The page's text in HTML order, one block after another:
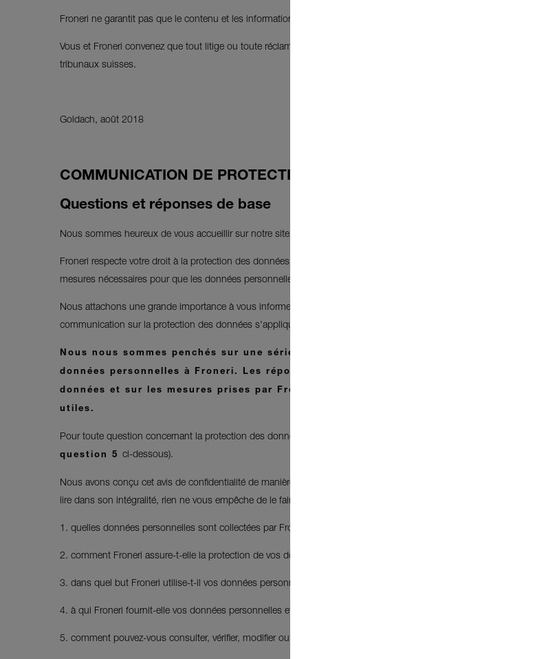
Froneri ne garantit pas que le contenu et les informations de ce site web soient appropriés ou disponibles dans tous
Vous et Froneri convenez que tout litige ou toute réclamation découlant de l'utilisation de ce site web ou le
tribunaux suisses.
Goldach, août 2018
COMMUNICATION DE PROTECTION DES DONNÉES Froneri
Questions et réponses de base
Nous sommes heureux de vous accueillir sur notre site et espérons que vous aurez plaisir à en apprendre davantage
Froneri respecte votre droit à la protection des données sur Internet lorsque vous visitez nos pages web et que vous
mesures nécessaires pour que les données personnelles que vous nous confiez soient également protégées.
Nous attachons une grande importance à vous informer que Froneri Suisse SA agit en tant que contrôleur de
communication sur la protection des données s'appliquent à chaque contrôleur de données du groupe Froneri.
Nous nous sommes penchés sur une série de questions fondamentales qui, selon
données personnelles à Froneri. Les réponses à ces questions visent également à
données et sur les mesures prises par Froneri pour protéger ces données
utiles.
Pour toute question concernant la protection des données ou les procédures correspondantes, Froneri Suisse SA se
question 5 ci-dessous).
Nous avons conçu cet avis de confidentialité de manière à ce que vous n'ayez pas à lire l'intégralité du texte pour
lire dans son intégralité, rien ne vous empêche de le faire. Vous trouverez ci-dessous le numéro complet.
1. quelles données personnelles sont collectées par Froneri par le biais de ce site web et sous quelle forme cela se fait-
2. comment Froneri assure-t-elle la protection de vos données personnelles ?
3. dans quel but Froneri utilise-t-il vos données personnelles ?
4. à qui Froneri fournit-elle vos données personnelles et pourquoi ?
5. comment pouvez-vous consulter, vérifier, modifier ou supprimer les données personnelles que vous nous avez